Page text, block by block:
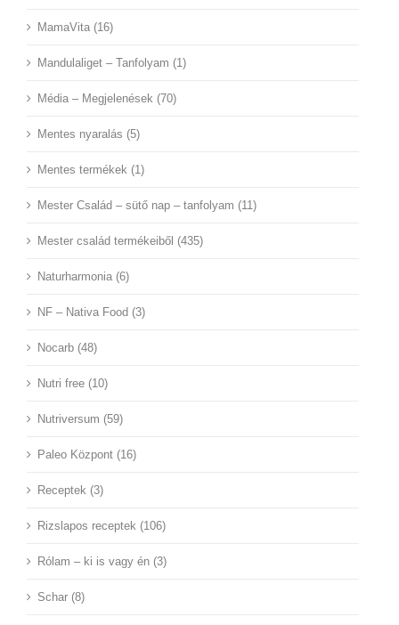
MamaVita (16)
Mandulaliget – Tanfolyam (1)
Média – Megjelenések (70)
Mentes nyaralás (5)
Mentes termékek (1)
Mester Család – sütő nap – tanfolyam (11)
Mester család termékeiből (435)
Naturharmonia (6)
NF – Nativa Food (3)
Nocarb (48)
Nutri free (10)
Nutriversum (59)
Paleo Központ (16)
Receptek (3)
Rizslapos receptek (106)
Rólam – ki is vagy én (3)
Schar (8)